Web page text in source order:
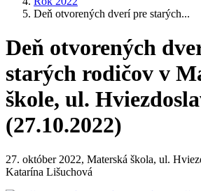
Deň otvorených dverí pre starých...
Deň otvorených
starých rodičov v
škole, ul.
(27.10.2022)
27. október 2022, Materská škola, ul.
Katarína Lišuchová